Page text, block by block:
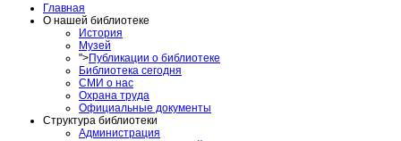
Главная
О нашей библиотеке
История
Музей
">Публикации о библиотеке
Библиотека сегодня
СМИ о нас
Охрана труда
Официальные документы
Структура библиотеки
Администрация